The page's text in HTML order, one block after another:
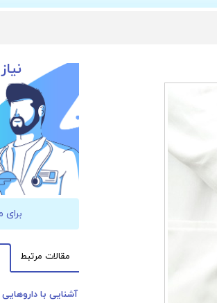
برای
مقالات مرتبط
آشنایی با